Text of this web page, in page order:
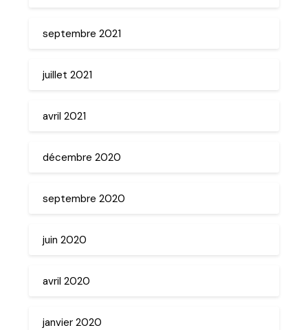
septembre 2021
juillet 2021
avril 2021
décembre 2020
septembre 2020
juin 2020
avril 2020
janvier 2020